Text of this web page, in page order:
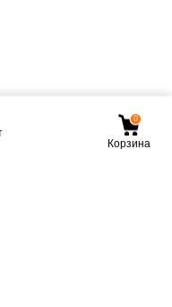
0
Корзина